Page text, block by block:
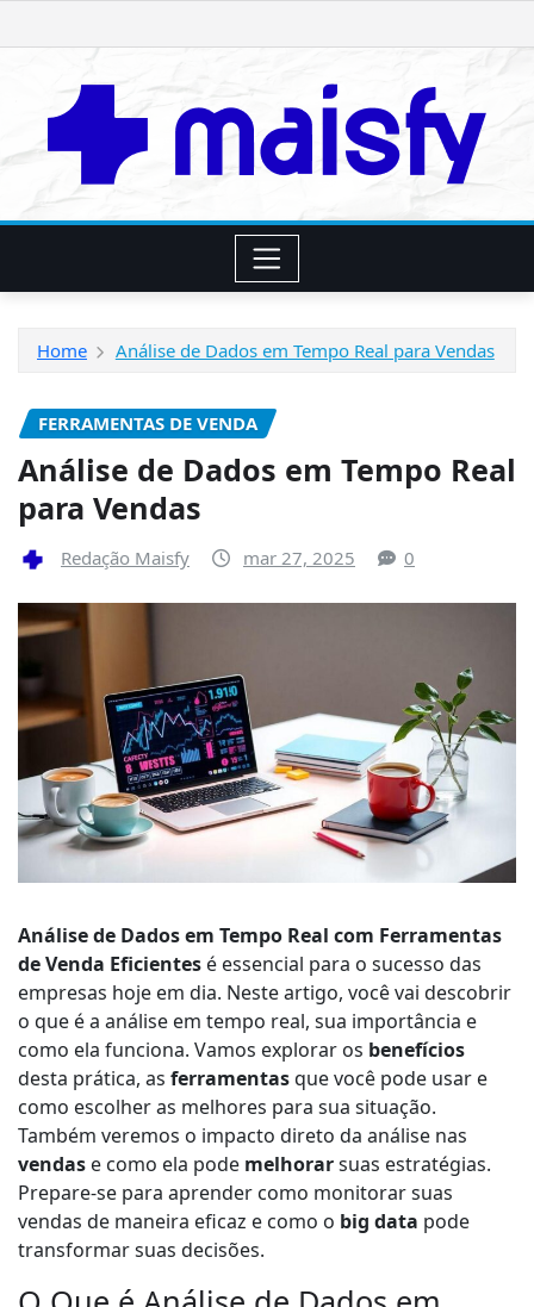
to
Home Análise de Dados em Tempo Real para Vendas
FERRAMENTAS DE VENDA
Análise de Dados em Tempo Real
para Vendas
Redação Maisfy mar 27, 2025 0
Análise de Dados em Tempo Real com Ferramentas
de Venda Eficientes é essencial para o sucesso das
empresas hoje em dia. Neste artigo, você vai descobrir
o que é a análise em tempo real, sua importância e
como ela funciona. Vamos explorar os benefícios
desta prática, as ferramentasque você pode usar e
como escolher as melhores para sua situação.
Também veremos o impacto direto da análise nas
vendas e como ela pode melhorarsuas estratégias.
Prepare-se para aprender como monitorar suas
vendas de maneira eficaz e como o big data pode
transformar suas decisões.